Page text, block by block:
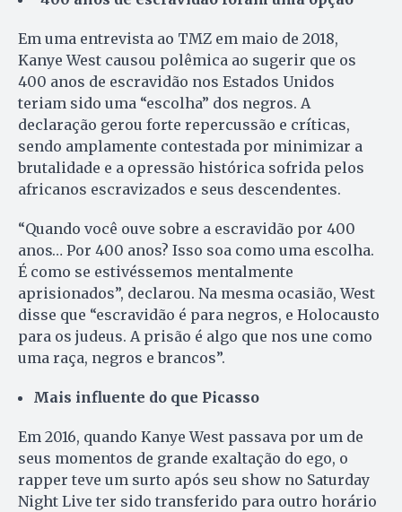
Em uma entrevista ao TMZ em maio de 2018,
Kanye West causou polêmica ao sugerir que os
400 anos de escravidão nos Estados Unidos
teriam sido uma “escolha” dos negros. A
declaração gerou forte repercussão e críticas,
sendo amplamente contestada por minimizar a
brutalidade e a opressão histórica sofrida pelos
africanos escravizados e seus descendentes.
“Quando você ouve sobre a escravidão por 400
anos… Por 400 anos? Isso soa como uma escolha.
É como se estivéssemos mentalmente
aprisionados”, declarou. Na mesma ocasião, West
disse que “escravidão é para negros, e Holocausto
para os judeus. A prisão é algo que nos une como
uma raça, negros e brancos”.
Mais influente do que Picasso
Em 2016, quando Kanye West passava por um de
seus momentos de grande exaltação do ego, o
rapper teve um surto após seu show no Saturday
Night Live ter sido transferido para outro horário